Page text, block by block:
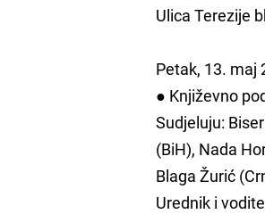
Ulica Terezije
Petak, 13. maj
● Književno
Sudjeluju:
(BiH), Nada
Blaga Žurić
Urednik i